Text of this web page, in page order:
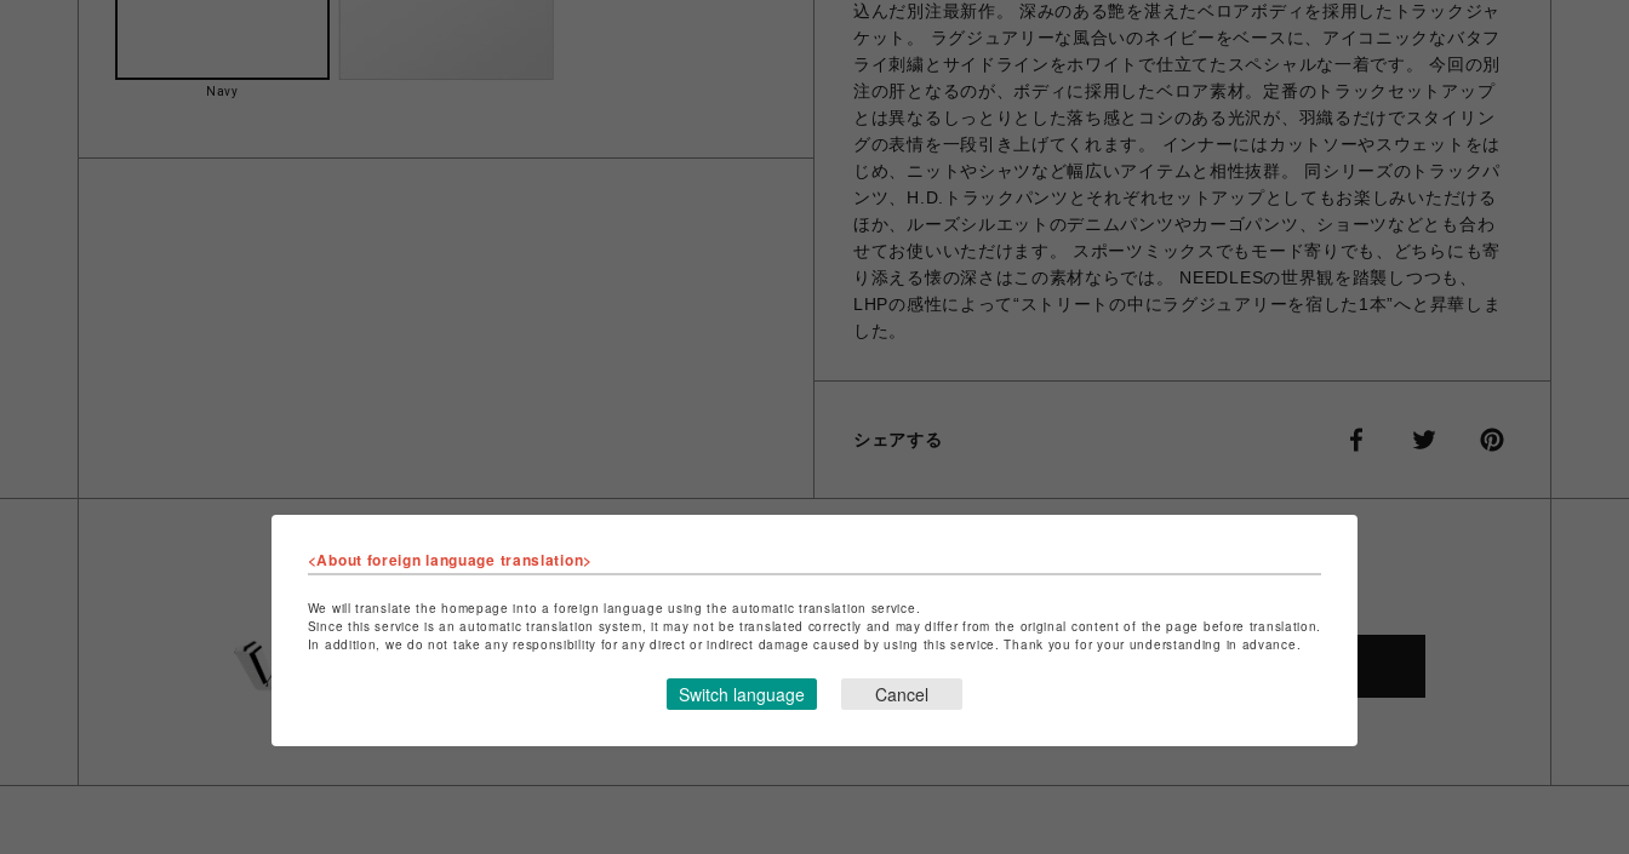
Navy
込んだ別注最新作。 深みのある艶を湛えたベロアボディを採用したトラックジャ
ケット。 ラグジュアリーな風合いのネイビーをベースに、アイコニックなバタフ
ライ刺繍とサイドラインをホワイトで仕立てたスペシャルな一着です。 今回の別
注の肝となるのが、ボディに採用したベロア素材。定番のトラックセットアップ
とは異なるしっとりとした落ち感とコシのある光沢が、羽織るだけでスタイリン
グの表情を一段引き上げてくれます。 インナーにはカットソーやスウェットをは
じめ、ニットやシャツなど幅広いアイテムと相性抜群。 同シリーズのトラックパ
ンツ、H.D.トラックパンツとそれぞれセットアップとしてもお楽しみいただける
ほか、ルーズシルエットのデニムパンツやカーゴパンツ、ショーツなどとも合わ
せてお使いいただけます。 スポーツミックスでもモード寄りでも、どちらにも寄
り添える懐の深さはこの素材ならでは。 NEEDLESの世界観を踏襲しつつも、
LHPの感性によって“ストリートの中にラグジュアリーを宿した1本”へと昇華しま
した。
シェアする
ショップ名
L.H.P
店舗名
池袋PARCO
特定商取引法など法令に基づく表記は
こちら
<About foreign language translation>
We will translate the homepage into a foreign language using the automatic translation service.
Since this service is an automatic translation system, it may not be translated correctly and may differ from the original content of the page before translation.
In addition, we do not take any responsibility for any direct or indirect damage caused by using this service. Thank you for your understanding in advance.
Switch language Cancel